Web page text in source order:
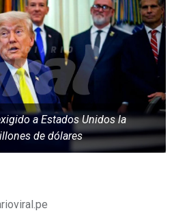
a Estados Unidos la
de dólares